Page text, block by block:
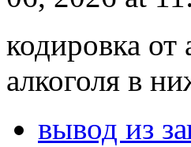
кодировка от
алкоголя в
вывод из